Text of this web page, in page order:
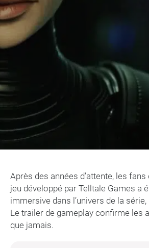
Après des années d’attente, les
jeu développé par Telltale Games a
immersive dans l’univers de la
Le trailer de gameplay confirme les
que jamais.